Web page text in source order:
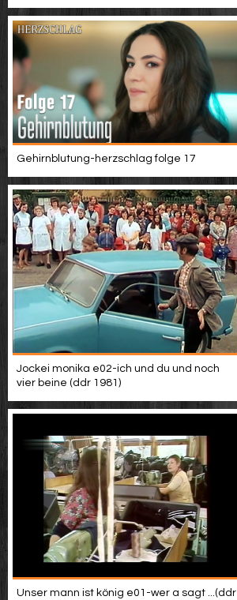
Gehirnblutung-herzschlag folge 17
Jockei monika e02-ich und du und noch
vier beine (ddr 1981)
Unser mann ist könig e01-wer a sagt ...(ddr